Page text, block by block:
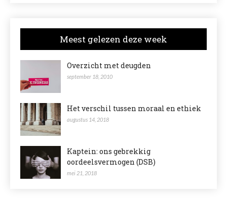
Meest gelezen deze week
Overzicht met deugden
september 18, 2010
Het verschil tussen moraal en ethiek
augustus 14, 2018
Kaptein: ons gebrekkig
oordeelsvermogen (DSB)
mei 21, 2018